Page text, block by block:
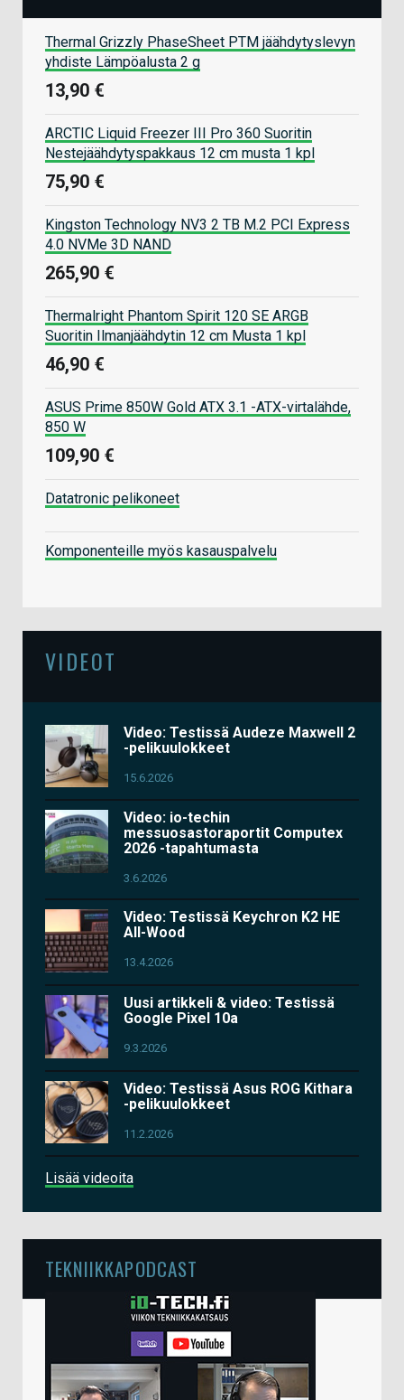
Thermal Grizzly PhaseSheet PTM jäähdytyslevyn
yhdiste Lämpöalusta 2 g
13,90 €
ARCTIC Liquid Freezer III Pro 360 Suoritin
Nestejäähdytyspakkaus 12 cm musta 1 kpl
75,90 €
Kingston Technology NV3 2 TB M.2 PCI Express
4.0 NVMe 3D NAND
265,90 €
Thermalright Phantom Spirit 120 SE ARGB
Suoritin Ilmanjäähdytin 12 cm Musta 1 kpl
46,90 €
ASUS Prime 850W Gold ATX 3.1 -ATX-virtalähde,
850 W
109,90 €
Datatronic pelikoneet
Komponenteille myös kasauspalvelu
VIDEOT
Video: Testissä Audeze Maxwell 2
-pelikuulokkeet
15.6.2026
Video: io-techin
messuosastoraportit Computex
2026 -tapahtumasta
3.6.2026
Video: Testissä Keychron K2 HE
All-Wood
13.4.2026
Uusi artikkeli & video: Testissä
Google Pixel 10a
9.3.2026
Video: Testissä Asus ROG Kithara
-pelikuulokkeet
11.2.2026
Lisää videoita
TEKNIIKKAPODCAST